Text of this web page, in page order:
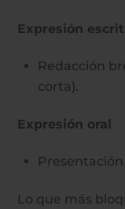
Expresión
Redacción
corta).
Expresión oral
Lo que más